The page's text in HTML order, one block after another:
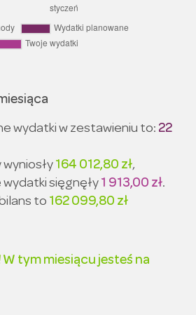
wydatki w zestawieniu to: 22
164 012,80 zł,
sięgnęły 1 913,00 zł.
to 162 099,80 zł
W tym miesiącu jesteś na